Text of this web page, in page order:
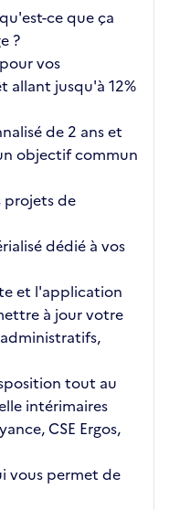
ce que ça
?
vos
allant jusqu'à 12%
de 2 ans et
objectif commun
projets de
dédié à vos
et l'application
à jour votre
tout au
intérimaires
CSE Ergos,
vous permet de